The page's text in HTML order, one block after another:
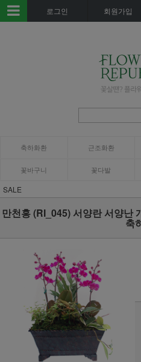
로그인 회원가입
축하화환 근조화환
꽃바구니 꽃다발
SALE
만천홍 (RI_045) 서양란 서양난
축